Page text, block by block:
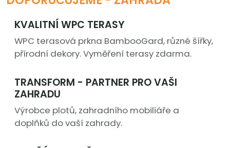
KVALITNÍ WPC TERASY
WPC terasová prkna BambooGard, různé šířky,
přírodní dekory. Vyměření terasy zdarma.
TRANSFORM - PARTNER PRO VAŠI
ZAHRADU
Výrobce plotů, zahradního mobiliáře a
doplňků do vaší zahrady.